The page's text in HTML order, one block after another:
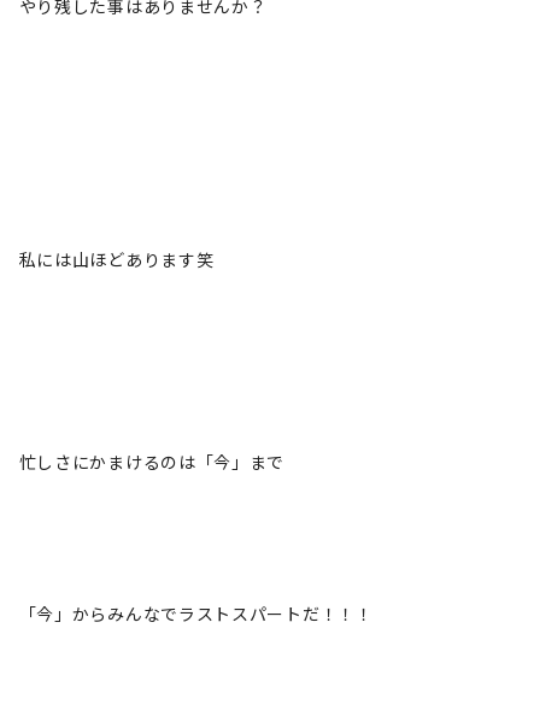
やり残した事はありませんか？
私には山ほどあります笑
忙しさにかまけるのは「今」まで
「今」からみんなでラストスパートだ！！！